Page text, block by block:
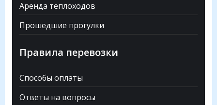
Аренда теплоходов
Прошедшие прогулки
Правила перевозки
Способы оплаты
Ответы на вопросы